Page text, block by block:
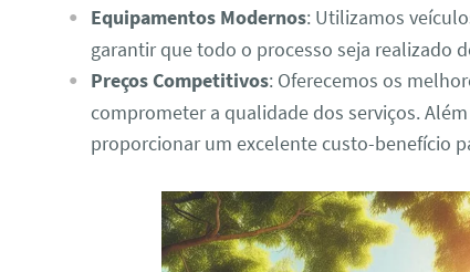
Equipamentos Modernos: Utilizamos
garantir que todo o processo seja realizado
Preços Competitivos: Oferecemos os
comprometer a qualidade dos serviços.
proporcionar um excelente custo-benefício